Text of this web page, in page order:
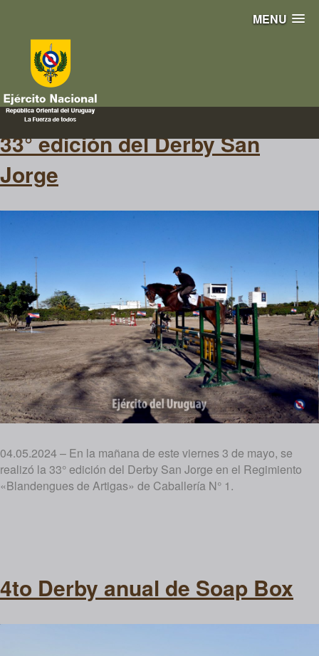
MENU
derby
33° edición del Derby San
Jorge
04.05.2024 – En la mañana de este viernes 3 de mayo, se
realizó la 33° edición del Derby San Jorge en el Regimiento
«Blandengues de Artigas» de Caballería N° 1.
4to Derby anual de Soap Box